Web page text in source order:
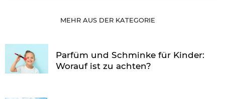
MEHR AUS DER KATEGORIE
Parfüm und Schminke für Kinder:
Worauf ist zu achten?